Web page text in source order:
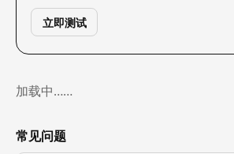
立即测试
加载中……
常见问题